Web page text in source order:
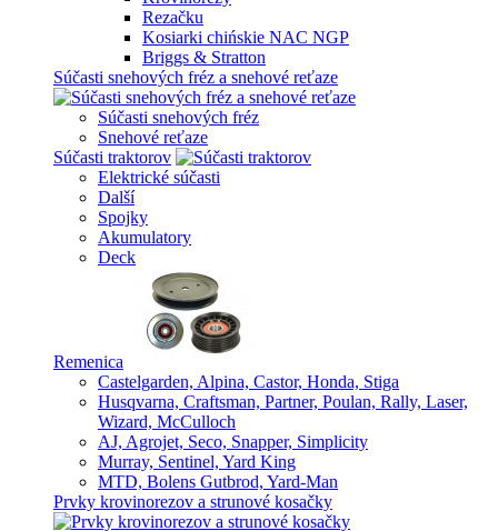
Rezačku
Kosiarki chińskie NAC NGP
Briggs & Stratton
Súčasti snehových fréz a snehové reťaze
Súčasti snehových fréz
Snehové reťaze
Súčasti traktorov
Elektrické súčasti
Další
Spojky
Akumulatory
Deck
Remenica
Castelgarden, Alpina, Castor, Honda, Stiga
Husqvarna, Craftsman, Partner, Poulan, Rally, Laser,
Wizard, McCulloch
AJ, Agrojet, Seco, Snapper, Simplicity
Murray, Sentinel, Yard King
MTD, Bolens Gutbrod, Yard-Man
Prvky krovinorezov a strunové kosačky